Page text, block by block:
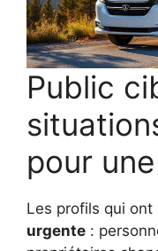
Public
pour
Les profils qui ont
urgente :